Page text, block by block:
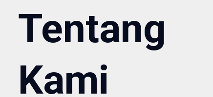
Tentang
Kami